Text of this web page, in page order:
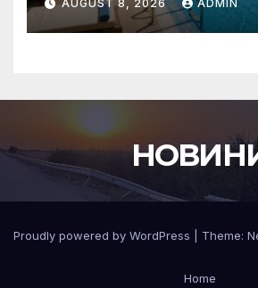
басейни
AUGUST 8, 2026 ADMIN
Proudly powered by WordPress Theme:
Home